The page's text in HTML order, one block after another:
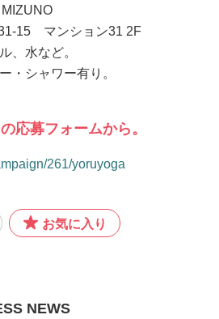
15 マンション31 2F
、水など。
・シャワー有り。
応募フォームから。
261/yoruyoga
お気に入り
NEWS